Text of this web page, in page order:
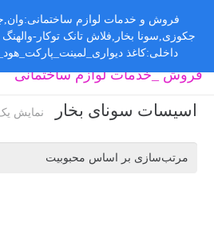
فروش _خدمات لوازم ساختمانی
اسیسات سونای بخار نمایش
فروش و خدمات لوازم
جکوزی,سونا بخار,فلاش تانک توکار-
داخلی:کاغذ